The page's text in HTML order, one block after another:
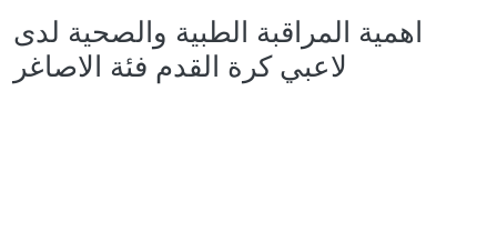
اهمية المراقبة الطبية والصحية لدى
لاعبي كرة القدم فئة الاصاغر